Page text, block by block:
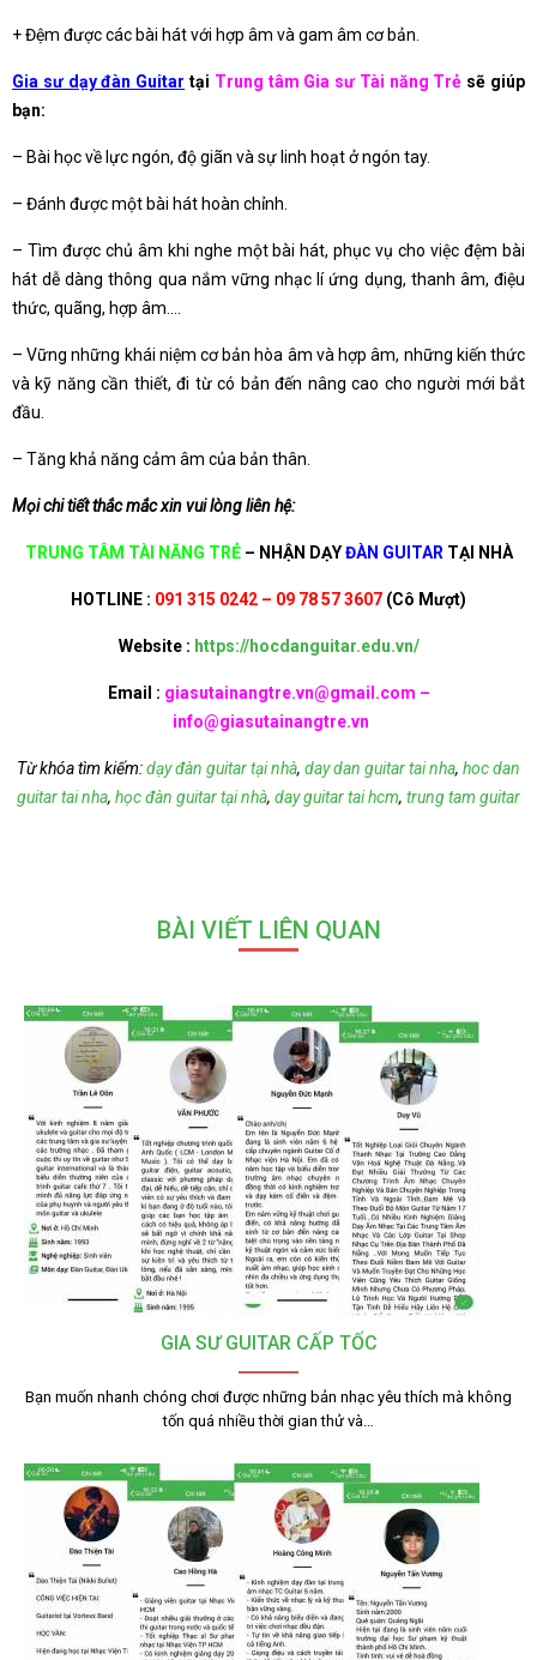
+ Đệm được các bài hát với hợp âm và gam âm cơ bản.
Gia sư dạy đàn Guitar tại Trung tâm Gia sư Tài năng Trẻ sẽ giúp
bạn:
– Bài học về lực ngón, độ giãn và sự linh hoạt ở ngón tay.
– Đánh được một bài hát hoàn chỉnh.
– Tìm được chủ âm khi nghe một bài hát, phục vụ cho việc đệm bài
hát dễ dàng thông qua nắm vững nhạc lí ứng dụng, thanh âm, điệu
thức, quãng, hợp âm….
– Vững những khái niệm cơ bản hòa âm và hợp âm, những kiến thức
và kỹ năng cần thiết, đi từ có bản đến nâng cao cho người mới bắt
đầu.
– Tăng khả năng cảm âm của bản thân.
Mọi chi tiết thắc mắc xin vui lòng liên hệ:
TRUNG TÂM TÀI NĂNG TRẺ– NHẬN DẠYĐÀN GUITAR TẠI NHÀ
HOTLINE : 091 315 0242 – 09 78 57 3607 (Cô Mượt)
Website : https://hocdanguitar.edu.vn/
Email : giasutainangtre.vn@gmail.com –
info@giasutainangtre.vn
Từ khóa tìm kiếm:dạy đàn guitar tại nhà, day dan guitar tai nha, hoc dan
guitar tai nha, học đàn guitar tại nhà, day guitar tai hcm, trung tam guitar
BÀI VIẾT LIÊN QUAN
GIA SƯ GUITAR CẤP TỐC
Bạn muốn nhanh chóng chơi được những bản nhạc yêu thích mà không
tốn quá nhiều thời gian thử và…